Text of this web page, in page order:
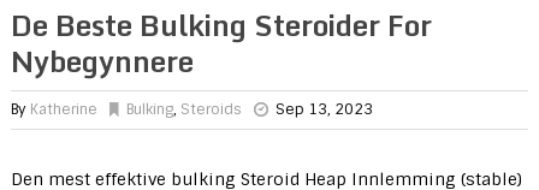
De Beste Bulking Steroider For
Nybegynnere
By Katherine Bulking, Steroids Sep 13, 2023
Den mest effektive bulking Steroid Heap Innlemming (stable)